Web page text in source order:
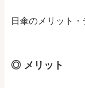
日傘のメリット・
◎ メリット